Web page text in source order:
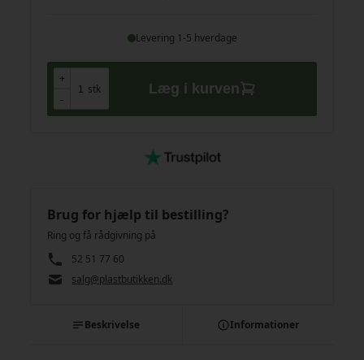
Levering 1-5 hverdage
+
-
stk
+
-
Læg i kurven
Brug for hjælp til bestilling?
Ring og få rådgivning på
52 51 77 60
salg@plastbutikken.dk
Beskrivelse Informationer